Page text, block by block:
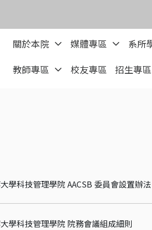
關於本院 媒體專區 系所
教師專區
校友專區 招生專區
學科技管理學院 AACSB 委員會設置辦法
學科技管理學院 院務會議組成細則